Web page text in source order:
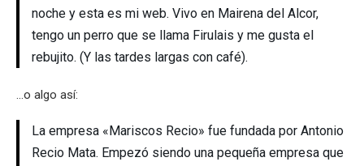
noche y esta es mi web. Vivo en Mairena del Alcor,
tengo un perro que se llama Firulais y me gusta el
rebujito. (Y las tardes largas con café).
…o algo así:
La empresa «Mariscos Recio» fue fundada por Antonio
Recio Mata. Empezó siendo una pequeña empresa que